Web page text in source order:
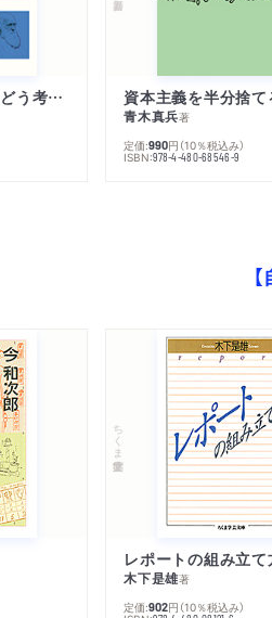
ダーウィンは進化をどう考えたのか 資本主義を半分捨て
青木真兵著
定価:990円 （10％税込み）
ISBN:978-4-480-68546-9
ちくま学芸文庫
レポートの組み立て
木下是雄著
定価:902円 （10％税込み）